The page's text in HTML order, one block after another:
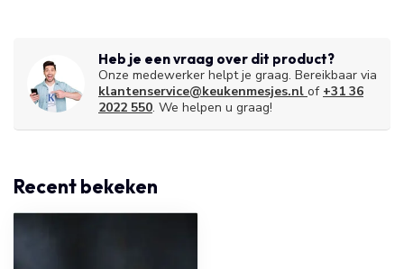
Heb je een vraag over dit product?
Onze medewerker helpt je graag. Bereikbaar via
klantenservice@keukenmesjes.nl of +31 36
2022 550. We helpen u graag!
Recent bekeken